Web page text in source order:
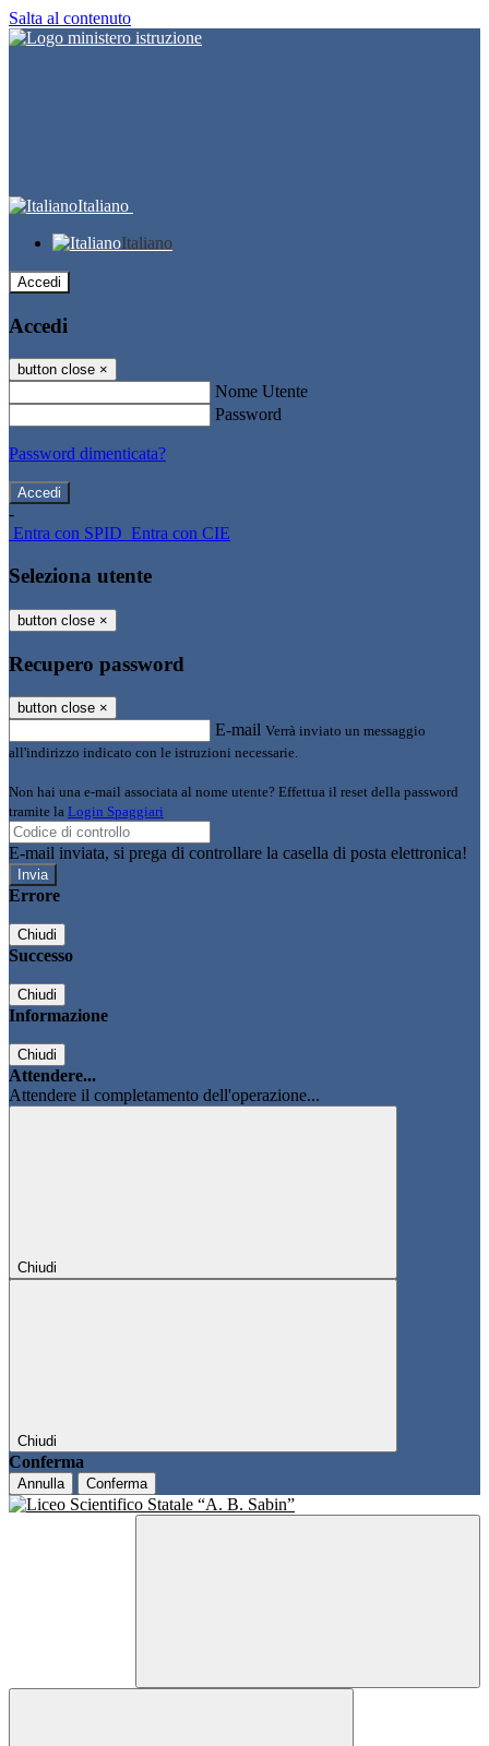
Salta al contenuto
Italiano
Italiano
Accedi
Accedi
button close ×
Nome Utente
Password
Password dimenticata?
-
Entra con SPID Entra con CIE
Seleziona utente
button close ×
Recupero password
button close ×
E-mail Verrà inviato un messaggio
all'indirizzo indicato con le istruzioni necessarie.
Non hai una e-mail associata al nome utente? Effettua il reset della password
tramite la Login Spaggiari
E-mail inviata, si prega di controllare la casella di posta elettronica!
Errore
Chiudi
Successo
Chiudi
Informazione
Chiudi
Attendere...
Attendere il completamento dell'operazione...
Chiudi
Chiudi
Conferma
Annulla Conferma